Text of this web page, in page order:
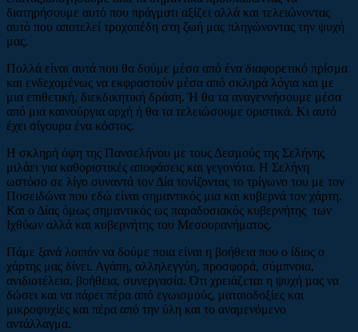
διατηρήσουμε αυτό που πράγματι αξίζει αλλά και τελειώνοντας
αυτό που αποτελεί τροχοπέδη στη ζωή μας πληγώνοντας την ψυχή
μας.
Πολλά είναι αυτά που θα δούμε μέσα από ένα διαφορετικό πρίσμα
και ενδεχομένως να εκφραστούν μέσα από σκληρά λόγια και με
μια επιθετική, διεκδικητική δράση. Ή θα τα αναγεννήσουμε μέσα
από μια καινούργια αρχή ή θα τα τελειώσουμε οριστικά. Κι αυτό
έχει σίγουρα ένα κόστος.
Η σκληρή όψη της Πανσελήνου με τους Δεσμούς της Σελήνης
μιλάει για καθοριστικές αποφάσεις και γεγονότα. Η Σελήνη
ωστόσο σε λίγο συναντά τον Δία τονίζοντας το τρίγωνο του με τον
Ποσειδώνα που εδώ είναι σημαντικός μια και κυβερνά τον χάρτη.
Και ο Δίας όμως σημαντικός ως παραδοσιακός κυβερνήτης των
Ιχθύων αλλά και κυβερνήτης του Μεσουρανήματος.
Πάμε ξανά λοιπόν να δούμε ποια είναι η βοήθεια που ο ίδιος ο
χάρτης μας δίνει. Αγάπη, αλληλεγγύη, προσφορά, σύμπνοια,
ανιδιοτέλεια, βοήθεια, συνεργασία. Ότι χρειάζεται η ψυχή μας να
δώσει και να πάρει πέρα από εγωισμούς, ματαιοδοξίες και
μικροψυχίες και πέρα από την ύλη και το αναμενόμενο
αντάλλαγμα.